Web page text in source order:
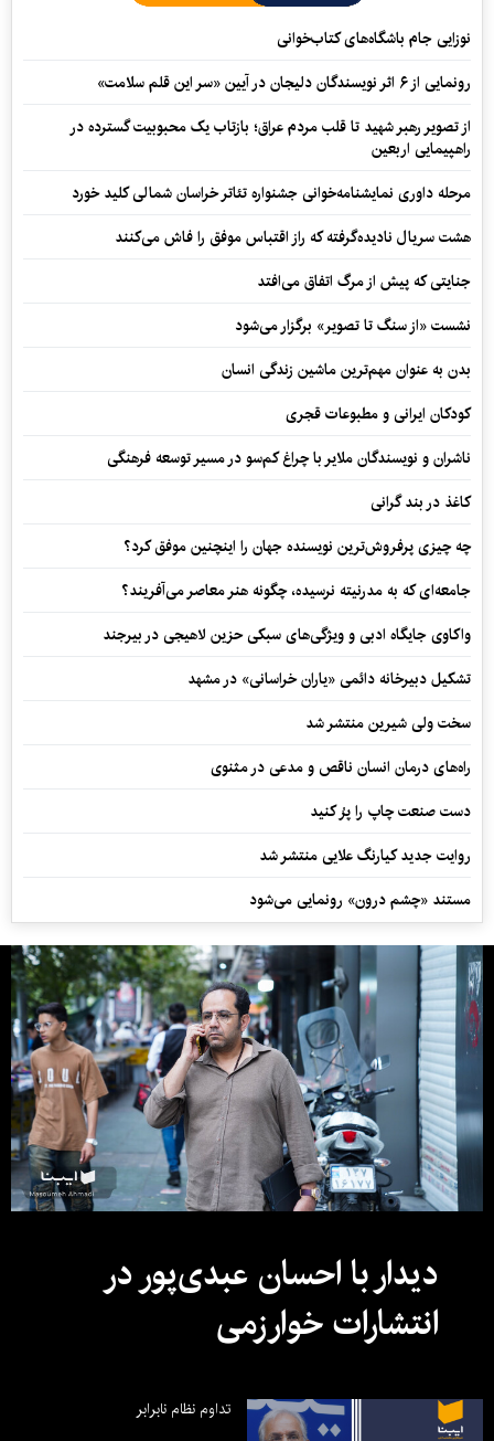
نوزایی جام باشگاه‌های کتاب‌خوانی
رونمایی از ۶ اثر نویسندگان دلیجان در آیین «سر این قلم سلامت»
از تصویر رهبر شهید تا قلب مردم عراق؛ بازتاب یک محبوبیت گسترده در
راهپیمایی اربعین
مرحله داوری نمایشنامه‌خوانی جشنواره تئاتر خراسان شمالی کلید خورد
هشت سریال نادیده‌گرفته که راز اقتباس موفق را فاش می‌کنند
جنایتی که پیش از مرگ اتفاق می‌افتد
نشست «از سنگ تا تصویر» برگزار می‌شود
بدن به عنوان مهم‌ترین ماشین زندگی انسان
کودکان ایرانی و مطبوعات قجری
ناشران و نویسندگان ملایر با چراغ کم‌سو در مسیر توسعه فرهنگی
کاغذ در بند گرانی
چه چیزی پرفروش‌ترین نویسنده جهان را اینچنین موفق کرد؟
جامعه‌ای که به مدرنیته نرسیده، چگونه هنر معاصر می‌آفریند؟
واکاوی جایگاه ادبی و ویژگی‌های سبکی حزین لاهیجی در بیرجند
تشکیل دبیرخانه دائمی «یاران خراسانی» در مشهد
سخت ولی شیرین منتشر شد
راه‌های درمان انسان ناقص و مدعی در مثنوی
دست صنعت چاپ را پرُ کنید
روایت جدید کیارنگ علایی منتشر شد
مستند «چشم درون» رونمایی می‌شود
دیدار با احسان عبدی‌پور در
انتشارات خوارزمی
تداوم نظام نابرابر